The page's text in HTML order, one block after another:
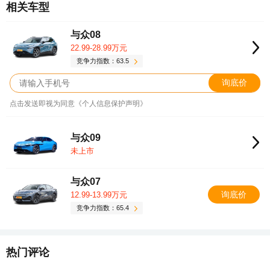
相关车型
与众08
22.99-28.99万元
竞争力指数：63.5
询底价
点击发送即视为同意《个人信息保护声明》
与众09
未上市
与众07
12.99-13.99万元
竞争力指数：65.4
询底价
热门评论